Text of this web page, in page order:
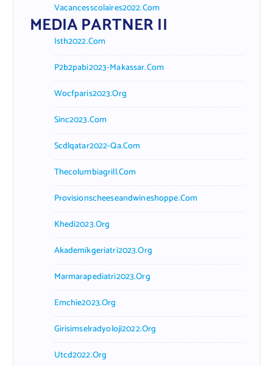
Vacancesscolaires2022.com
MEDIA PARTNER II
Isth2022.com
P2b2pabi2023-Makassar.com
Wocfparis2023.org
Sinc2023.com
Scdlqatar2022-Qa.com
Thecolumbiagrill.com
Provisionscheeseandwineshoppe.com
Khedi2023.org
Akademikgeriatri2023.org
Marmarapediatri2023.org
Emchie2023.org
Girisimselradyoloji2022.org
Utcd2022.org